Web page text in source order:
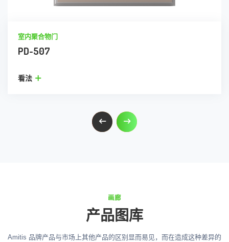
室内聚合物门
PD-507
看法
画廊
产品图库
Amitis 品牌产品与市场上其他产品的区别显而易见，而在造成这种差异的